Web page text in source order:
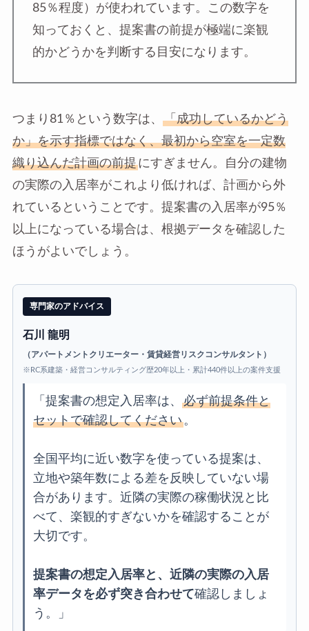
85％程度）が使われています。この数字を
知っておくと、提案書の前提が極端に楽観
的かどうかを判断する目安になります。
つまり81％という数字は、
「成功しているかどう
か」を示す指標ではなく、最初から空室を一定数
織り込んだ計画の前提にすぎません。自分の建物
の実際の入居率がこれより低ければ、計画から外
れているということです。提案書の入居率が95％
以上になっている場合は、根拠データを確認した
ほうがよいでしょう。
専門家のアドバイス
石川 龍明
（アパートメントクリエーター・賃貸経営リスクコンサルタント）
※RC系建築・経営コンサルティング歴20年以上・累計440件以上の案件支援
「提案書の想定入居率は、
必ず前提条件と
セットで確認してください。
全国平均に近い数字を使っている提案は、
立地や築年数による差を反映していない場
合があります。近隣の実際の稼働状況と比
べて、楽観的すぎないかを確認することが
大切です。
提案書の想定入居率と、近隣の実際の入居
率データを必ず突き合わせて 確認しましょ
う。」